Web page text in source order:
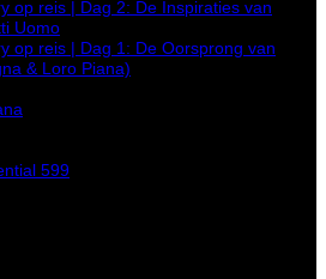
op reis | Dag 2: De Inspiraties van
Uomo
op reis | Dag 1: De Oorsprong van
& Loro Piana)
599